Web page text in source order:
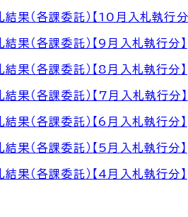
果（各課委託）【10月入札執行分
果（各課委託）【9月入札執行分】
果（各課委託）【8月入札執行分】
果（各課委託）【7月入札執行分】
果（各課委託）【6月入札執行分】
果（各課委託）【5月入札執行分】
果（各課委託）【4月入札執行分】